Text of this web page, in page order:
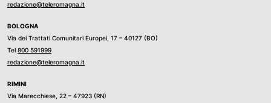
redazione@teleromagna.it
BOLOGNA
Via dei Trattati Comunitari Europei, 17 – 40127 (BO)
Tel 800 591999
redazione@teleromagna.it
RIMINI
Via Marecchiese, 22 – 47923 (RN)